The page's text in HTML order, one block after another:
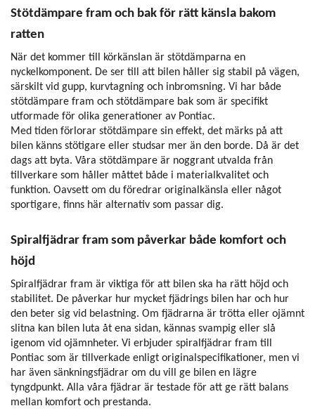
Stötdämpare fram och bak för rätt känsla bakom
ratten
När det kommer till körkänslan är stötdämparna en
nyckelkomponent. De ser till att bilen håller sig stabil på vägen,
särskilt vid gupp, kurvtagning och inbromsning. Vi har både
stötdämpare fram och stötdämpare bak som är specifikt
utformade för olika generationer av Pontiac.
Med tiden förlorar stötdämpare sin effekt, det märks på att
bilen känns stötigare eller studsar mer än den borde. Då är det
dags att byta. Våra stötdämpare är noggrant utvalda från
tillverkare som håller måttet både i materialkvalitet och
funktion. Oavsett om du föredrar originalkänsla eller något
sportigare, finns här alternativ som passar dig.
Spiralfjädrar fram som påverkar både komfort och
höjd
Spiralfjädrar fram är viktiga för att bilen ska ha rätt höjd och
stabilitet. De påverkar hur mycket fjädrings bilen har och hur
den beter sig vid belastning. Om fjädrarna är trötta eller ojämnt
slitna kan bilen luta åt ena sidan, kännas svampig eller slå
igenom vid ojämnheter. Vi erbjuder spiralfjädrar fram till
Pontiac som är tillverkade enligt originalspecifikationer, men vi
har även sänkningsfjädrar om du vill ge bilen en lägre
tyngdpunkt. Alla våra fjädrar är testade för att ge rätt balans
mellan komfort och prestanda.